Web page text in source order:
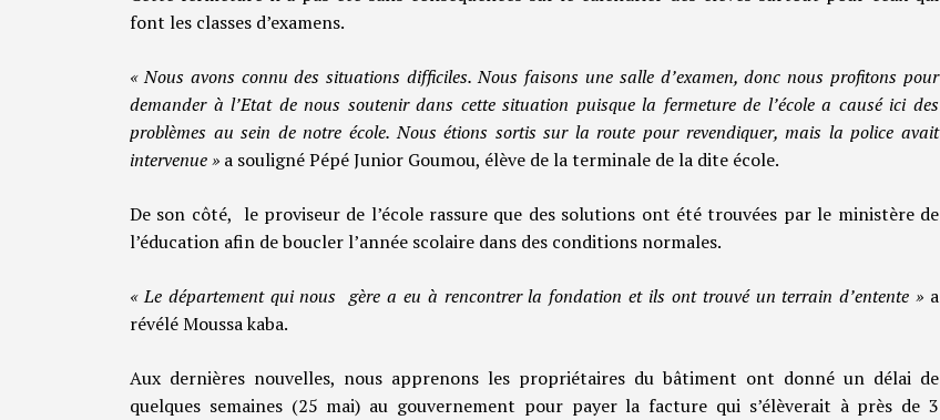
font les classes d’examens.
« Nous avons connu des situations difficiles. Nous faisons une salle d’examen, donc nous profitons pour
demander à l’Etat de nous soutenir dans cette situation puisque la fermeture de l’école a causé ici des
problèmes au sein de notre école. Nous étions sortis sur la route pour revendiquer, mais la police avait
intervenue » a souligné Pépé Junior Goumou, élève de la terminale de la dite école.
De son côté, le proviseur de l’école rassure que des solutions ont été trouvées par le ministère de
l’éducation afin de boucler l’année scolaire dans des conditions normales.
« Le département qui nous gère a eu à rencontrer la fondation et ils ont trouvé un terrain d’entente » a
révélé Moussa kaba.
Aux dernières nouvelles, nous apprenons les propriétaires du bâtiment ont donné un délai de
quelques semaines (25 mai) au gouvernement pour payer la facture qui s’élèverait à près de 3